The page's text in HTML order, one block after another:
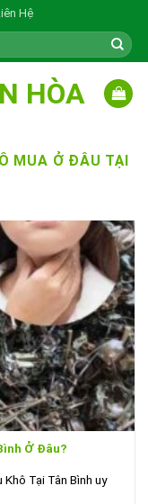
Hệ
HÒA
MUA Ở ĐÂU TẠI
Ở Đâu?
Tại Tân Bình uy